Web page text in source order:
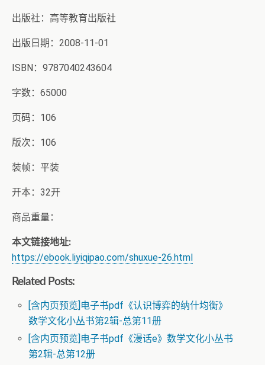
出版社：高等教育出版社
出版日期：2008-11-01
ISBN：9787040243604
字数：65000
页码：106
版次：106
装帧：平装
开本：32开
商品重量：
本文链接地址:
https://ebook.liyiqipao.com/shuxue-26.html
Related Posts:
[含内页预览]电子书pdf《认识博弈的纳什均衡》
数学文化小丛书第2辑-总第11册
[含内页预览]电子书pdf《漫话e》数学文化小丛书
第2辑-总第12册